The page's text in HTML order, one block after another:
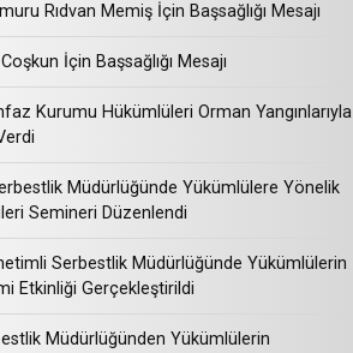
Rıdvan Memiş İçin Başsağlığı Mesajı
İçin Başsağlığı Mesajı
Kurumu Hükümlüleri Orman Yangınlarıyla
Müdürlüğünde Yükümlülere Yönelik
Semineri Düzenlendi
Serbestlik Müdürlüğünde Yükümlülerin
Etkinliği Gerçekleştirildi
Müdürlüğünden Yükümlülerin